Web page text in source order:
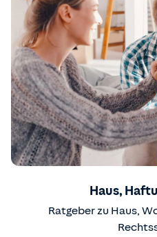
Haus,
Ratgeber zu Haus,